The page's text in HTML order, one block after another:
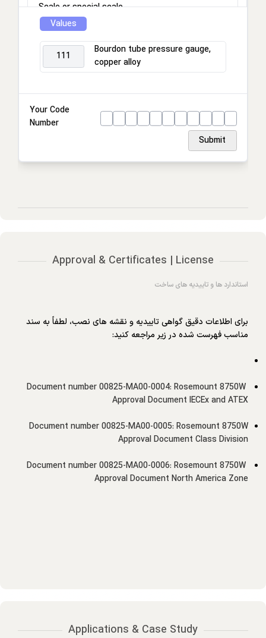
Scale or special scale
Process connection
Connection location
Housing
Values
111
Bourdon tube pressure gauge,
copper alloy
Your Code
Number
Submit
Approval & Certificates | License
استاندارد ها و تاییدیه های ساخت
برای اطلاعات دقیق گواهی تاییدیه و نقشه های نصب، لطفاً به سند
مناسب فهرست شده در زیر مراجعه کنید:
Document number 00825-MA00-0004: Rosemount 8750W
Approval Document IECEx and ATEX
Document number 00825-MA00-0005: Rosemount 8750W
Approval Document Class Division
Document number 00825-MA00-0006: Rosemount 8750W
Approval Document North America Zone
Applications & Case Study